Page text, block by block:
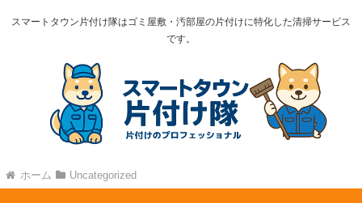
スマートタウン片付け隊はゴミ屋敷・汚部屋の片付けに特化した清掃サービス
です。
ホーム Uncategorized